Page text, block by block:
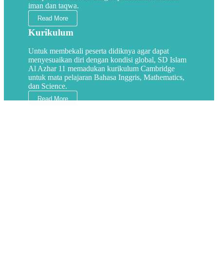
iman dan taqwa.
Read More
Kurikulum
Untuk membekali peserta didiknya agar dapat
menyesuaikan diri dengan kondisi global, SD Islam
Al Azhar 11 memadukan kurikulum Cambridge
untuk mata pelajaran Bahasa Inggris, Mathematics,
dan Science.
Read More